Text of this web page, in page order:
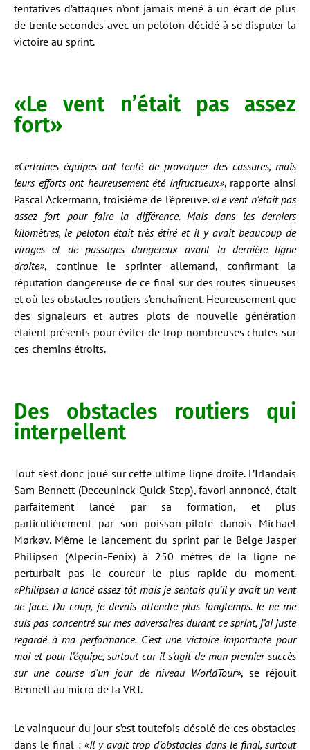
tentatives d’attaques n’ont jamais mené à un écart de plus
de trente secondes avec un peloton décidé à se disputer la
victoire au sprint.
«Le vent n’était pas assez
fort»
«Certaines équipes ont tenté de provoquer des cassures, mais
leurs efforts ont heureusement été infructueux», rapporte ainsi
Pascal Ackermann, troisième de l’épreuve.«Le vent n’était pas
assez fort pour faire la différence. Mais dans les derniers
kilomètres, le peloton était très étiré et il y avait beaucoup de
virages et de passages dangereux avant la dernière ligne
droite», continue le sprinter allemand, confirmant la
réputation dangereuse de ce final sur des routes sinueuses
et où les obstacles routiers s’enchaînent. Heureusement que
des signaleurs et autres plots de nouvelle génération
étaient présents pour éviter de trop nombreuses chutes sur
ces chemins étroits.
Des obstacles routiers qui
interpellent
Tout s’est donc joué sur cette ultime ligne droite. L’Irlandais
Sam Bennett (Deceuninck-Quick Step), favori annoncé, était
parfaitement lancé par sa formation, et plus
particulièrement par son poisson-pilote danois Michael
Mørkøv. Même le lancement du sprint par le Belge Jasper
Philipsen (Alpecin-Fenix) à 250 mètres de la ligne ne
perturbait pas le coureur le plus rapide du moment.
«Philipsen a lancé assez tôt mais je sentais qu’il y avait un vent
de face. Du coup, je devais attendre plus longtemps. Je ne me
suis pas concentré sur mes adversaires durant ce sprint, j’ai juste
regardé à ma performance. C’est une victoire importante pour
moi et pour l’équipe, surtout car il s’agit de mon premier succès
sur une course d’un jour de niveau WorldTour», se réjouit
Bennett au micro de la VRT.
Le vainqueur du jour s’est toutefois désolé de ces obstacles
dans le final : «Il y avait trop d’obstacles dans le final, surtout